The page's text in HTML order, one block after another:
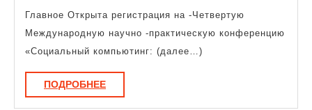
Главное Открыта регистрация на -Четвертую
Международную научно -практическую конференцию
«Социальный компьютинг: (далее…)
ПОДРОБНЕЕПОДРОБНЕЕ